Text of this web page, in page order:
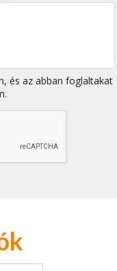
és az abban foglaltakat